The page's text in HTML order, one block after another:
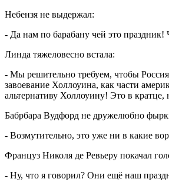
Небензя не выдержал:
- Да нам по барабану чей это
Линда тяжеловесно встала:
- Мы решительно требуем, чтобы
завоевание Холлоуина, как части
альтернативу Холлоуину! Это в
Бабрбара Вудфорд не дружелюбно
- Возмутительно, это уже ни в какие
Француз Николя де Ревьеру покачал
- Ну, что я говорил? Они ещё наш